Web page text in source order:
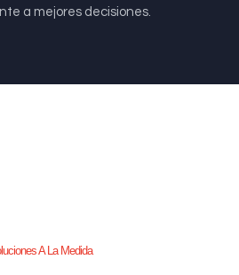
a mejores decisiones.
A La Medida